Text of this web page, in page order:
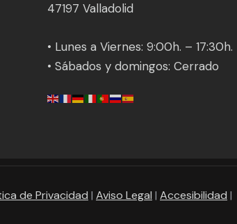
47197 Valladolid
• Lunes a Viernes: 9:00h. – 17:30h.
• Sábados y domingos: Cerrado
de Privacidad | Aviso Legal | Accesibilidad |